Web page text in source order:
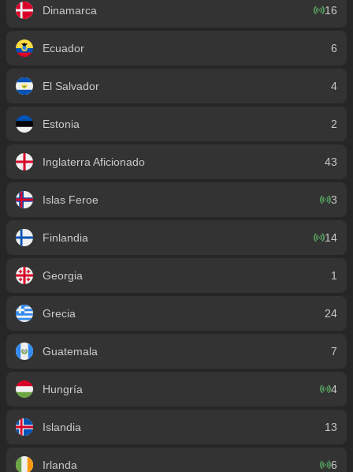
Dinamarca 16
Ecuador 6
El Salvador 4
Estonia 2
Inglaterra Aficionado 43
Islas Feroe 3
Finlandia 14
Georgia 1
Grecia 24
Guatemala 7
Hungría 4
Islandia 13
Irlanda 6